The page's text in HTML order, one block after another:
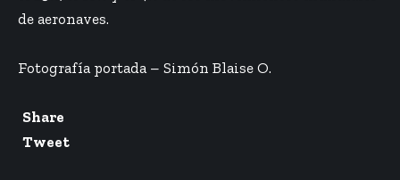
de aeronaves.
Fotografía portada – Simón Blaise O.
Share
Tweet